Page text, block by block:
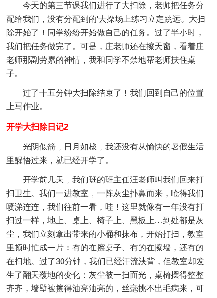
今天的第三节课我们进行了大扫除，老师把任务分
配给我们，没有分配到的'去操场上练习立定跳远。大扫
除开始了！同学纷纷开始做自己的任务。过了半小时，
我们把任务做完了。可是，庄老师还在擦天窗，看着庄
老师那副劳累的神情，我和同学不禁地帮老师扶住桌
子。
过了十五分钟大扫除结束了！我们回到自己的位置
上写作业。
开学大扫除日记2
光阴似箭，日月如梭，我还没有从愉快的暑假生活
里醒悟过来，就已经开学了。
开学前几天，我们班的班主任汪老师叫我们回来打
扫卫生。我们一进教室，一阵灰尘扑鼻而来，呛得我们
喷涕连连，我们往前一看，哇！这里就像有一年没有打
扫过一样，地上、桌上、椅子上、黑板上…到处都是灰
尘，我们立刻拿出带来的小桶和抹布，开始打扫，教室
里顿时忙成一片：有的在擦桌子、有的在擦墙，还有的
在扫地。过了30分钟，我们已经汗流浃背，但教室却发
生了翻天覆地的变化：灰尘被一扫而光，桌椅摆得整整
齐齐，墙壁被擦得油亮油亮的，丝毫挑不出毛病来，可